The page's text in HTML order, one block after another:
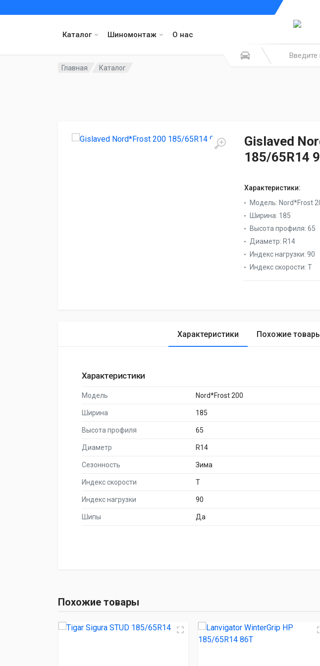
Каталог Шиномонтаж О нас
Главная
Каталог
Gislaved
185/65R14
Характеристики:
Модель: Nord*Frost
Ширина: 185
Высота профиля: 65
Диаметр: R14
Индекс нагрузки: 90
Индекс скорости: T
Характеристики Похожие
Характеристики
Модель Nord*Frost 200
Ширина 185
Высота профиля 65
Диаметр R14
Сезонность Зима
Индекс скорости T
Индекс нагрузки 90
Шипы Да
Autogreen WL2 185/65R14 86T
Похожие товары